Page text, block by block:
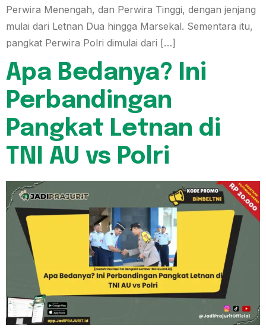
Perwira Menengah, dan Perwira Tinggi, dengan jenjang
mulai dari Letnan Dua hingga Marsekal. Sementara itu,
pangkat Perwira Polri dimulai dari […]
Apa Bedanya? Ini
Perbandingan
Pangkat Letnan di
TNI AU vs Polri